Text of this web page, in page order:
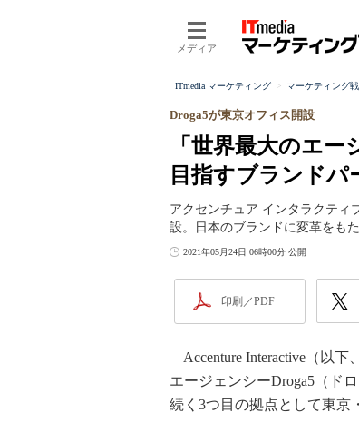
メディア
ITmedia マーケティング マーケティング
「世界最大のエ
目指すブランド
Droga5が東京オフィス開設
アクセンチュア インタラクティ
設。日本のブランドに変革をも
2021年05月24日 06時00分 公開
印刷／PDF
Accenture Interactive（以
エージェンシーDroga5（ド
続く3つ目の拠点として東京